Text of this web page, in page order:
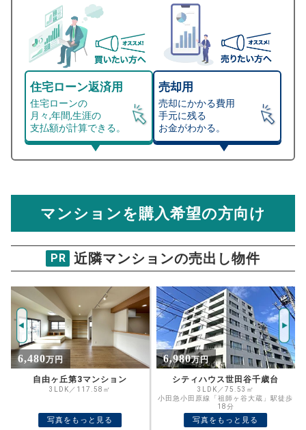
住宅ローン返済用
住宅ローンの
月々,年間,生涯の
支払額が計算できる。
売却用
売却にかかる費用
手元に残る
お金がわかる。
総支払額シミュレーション
計算できます。
物件価格
万円
ご希望の
返済期間
住宅ローン
金利
%
ボーナス
万円
マンション売却シミュレーター
から売却にかかる諸経費が自動で算出され、手元に残る
金額がわかります。
等々力グレイスマンション
試算条件 40㎡・2階
推定売却価格：2836万円
資金計画のために査定額や希望売却価
格を入力して活用するのもおすすめ◎
売却価格
マンションを購入希望の方向け
PR 近隣マンションの売出し物件
6,980万円
シティハウス世田谷千歳台
3LDK／75.53㎡
写真をもっと見る
4,880万円
タウンハイツ砧 3階
3DK／55.76㎡
小田急線「祖師ヶ谷大蔵」駅徒歩12分
写真をもっと見る